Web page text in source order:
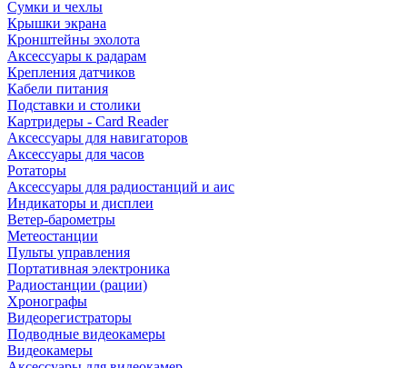
Сумки и чехлы
Крышки экрана
Кронштейны эхолота
Аксессуары к радарам
Крепления датчиков
Кабели питания
Подставки и столики
Картридеры - Card Reader
Аксессуары для навигаторов
Аксессуары для часов
Ротаторы
Аксессуары для радиостанций и аис
Индикаторы и дисплеи
Ветер-барометры
Метеостанции
Пульты управления
Портативная электроника
Радиостанции (рации)
Хронографы
Видеорегистраторы
Подводные видеокамеры
Видеокамеры